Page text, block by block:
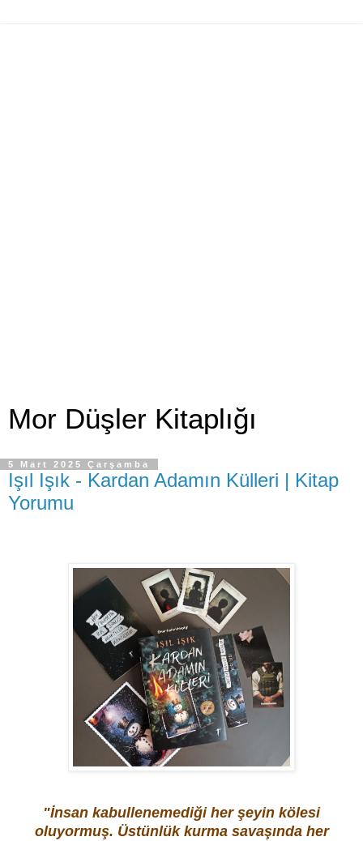
Mor Düşler Kitaplığı
5 Mart 2025 Çarşamba
Işıl Işık - Kardan Adamın Külleri | Kitap
Yorumu
"İnsan kabullenemediği her şeyin kölesi
oluyormuş. Üstünlük kurma savaşında her